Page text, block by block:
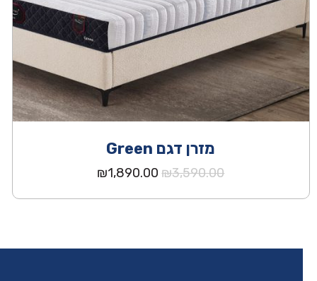
מזרן דגם Green
₪3,590.00
המחיר
היה:
₪1,890.00
המחיר
הוא: